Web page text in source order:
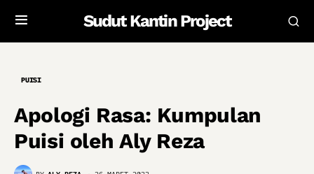
Sudut Kantin Project
PUISI
Apologi Rasa: Kumpulan
Puisi oleh Aly Reza